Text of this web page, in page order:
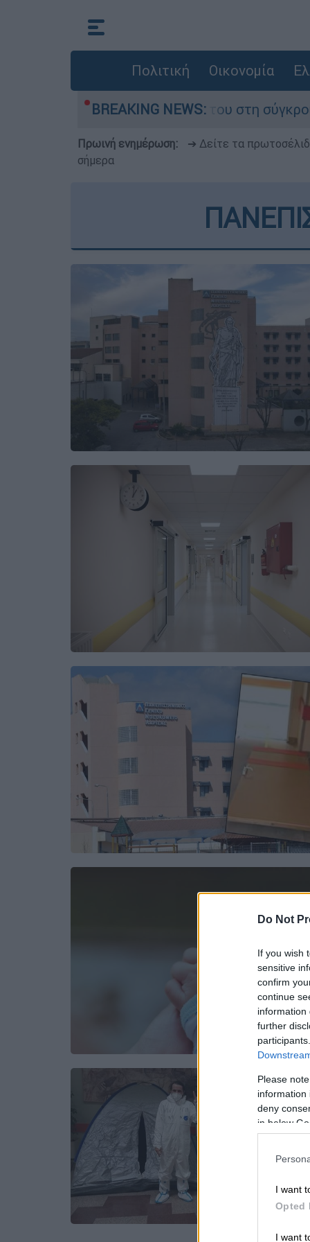
Do Not
If you wish
sensitive
confirm
continue
information
further
Please
information
deny
in below
I want
Opted
I want
Πολιτική Οικονομία
BREAKING NEWS:
έχασε τη ζωή του στη σύγκρουση
Πρωινή ενημέρωση: ➔ Δείτε τα
σήμερα